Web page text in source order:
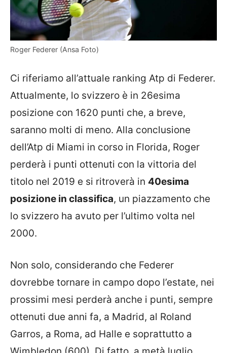
Roger Federer (Ansa Foto)
Ci riferiamo all’attuale ranking Atp di Federer.
Attualmente, lo svizzero è in 26esima
posizione con 1620 punti che, a breve,
saranno molti di meno. Alla conclusione
dell’Atp di Miami in corso in Florida, Roger
perderà i punti ottenuti con la vittoria del
titolo nel 2019 e si ritroverà in 40esima
posizione in classifica, un piazzamento che
lo svizzero ha avuto per l’ultimo volta nel
2000.
Non solo, considerando che Federer
dovrebbe tornare in campo dopo l’estate, nei
prossimi mesi perderà anche i punti, sempre
ottenuti due anni fa, a Madrid, al Roland
Garros, a Roma, ad Halle e soprattutto a